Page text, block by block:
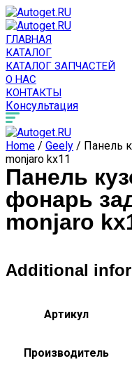
ГЛАВНАЯ
КАТАЛОГ
КАТАЛОГ ЗАПЧАСТЕЙ
О НАС
КОНТАКТЫ
Консультация
Home / Geely / Панель
monjaro kx11
Панель
фонарь
monjaro
Additional
Артикул
Производитель